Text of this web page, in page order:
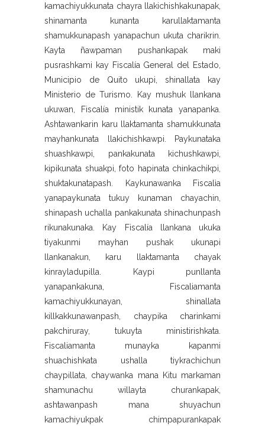
kamachiyukkunata chayra llakichishkakunapak,
shinamanta kunanta karullaktamanta
shamukkunapash yanapachun ukuta charikrin.
Kayta ñawpaman pushankapak maki
pusrashkami kay Fiscalía General del Estado,
Municipio de Quito ukupi, shinallata kay
Ministerio de Turismo. Kay mushuk llankana
ukuwan, Fiscalía ministik kunata yanapanka.
Ashtawankarin karu llaktamanta shamukkunata
mayhankunata llakichishkawpi. Paykunataka
shuashkawpi, pankakunata kichushkawpi,
kipikunata shuakpi, foto hapinata chinkachikpi,
shuktakunatapash. Kaykunawanka Fiscalìa
yanapaykunata tukuy kunaman chayachin,
shinapash uchalla pankakunata shinachunpash
rikunakunaka. Kay Fiscalía llankana ukuka
tiyakunmi mayhan pushak ukunapi
llankanakun, karu llaktamanta chayak
kinrayladupilla. Kaypi punllanta
yanapankakuna, Fiscaliamanta
kamachiyukkunayan, shinallata
killkakkunawanpash, chaypika charinkami
pakchiruray, tukuyta ministirishkata.
Fiscaliamanta munayka kapanmi
shuachishkata ushalla tiykrachichun
chaypillata, chaywanka mana Kitu markaman
shamunachu willayta churankapak,
ashtawanpash mana shuyachun
kamachiyukpak chimpapurankapak